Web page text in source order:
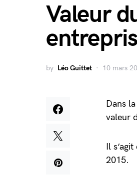
Valeur
by Léo Guittet 10 mars
Dans
valeur
Il
2015.